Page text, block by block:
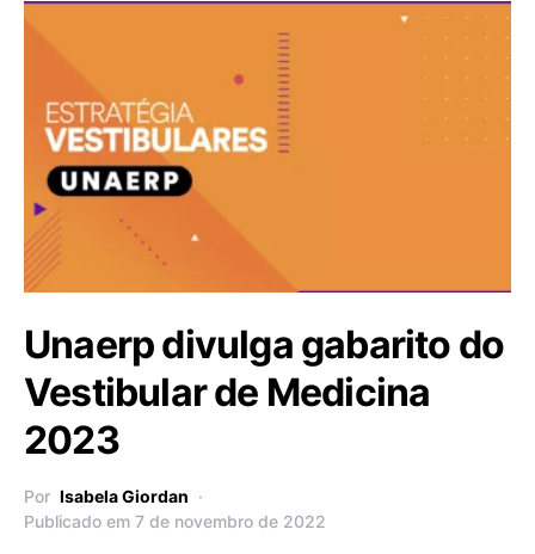
Unaerp divulga gabarito do
Vestibular de Medicina
2023
Por Isabela Giordan
Publicado em 7 de novembro de 2022